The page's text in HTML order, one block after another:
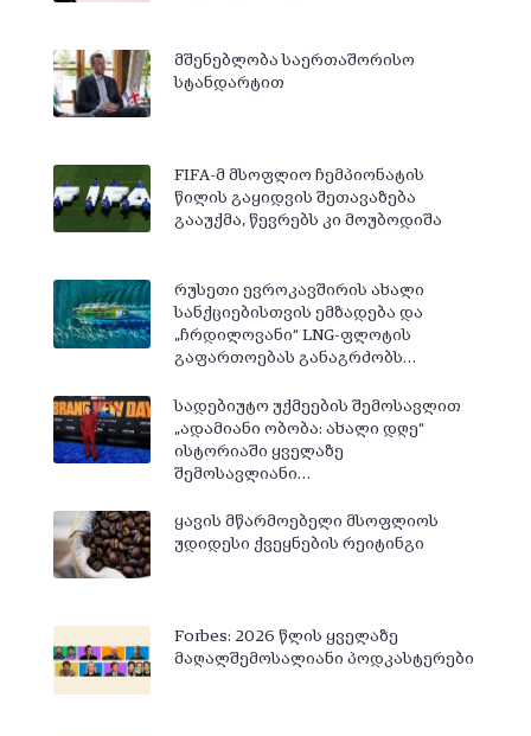
მშენებლობა საერთაშორისო
სტანდარტით
FIFA-მ მსოფლიო ჩემპიონატის
წილის გაყიდვის შეთავაზება
გააუქმა, წევრებს კი მოუბოდიშა
რუსეთი ევროკავშირის ახალი
სანქციებისთვის ემზადება და
„ჩრდილოვანი“ LNG-ფლოტის
გაფართოებას განაგრძობს…
სადებიუტო უქმეების შემოსავლით
„ადამიანი ობობა: ახალი დღე“
ისტორიაში ყველაზე
შემოსავლიანი…
ყავის მწარმოებელი მსოფლიოს
უდიდესი ქვეყნების რეიტინგი
Forbes: 2026 წლის ყველაზე
მაღალშემოსალიანი პოდკასტერები